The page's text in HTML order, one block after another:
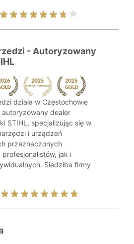
- Autoryzowany
działa w Częstochowie
autoryzowany dealer
STIHL, specjalizując się w
i urządzeń
przeznaczonych
profesjonalistów, jak i
Siedziba firmy